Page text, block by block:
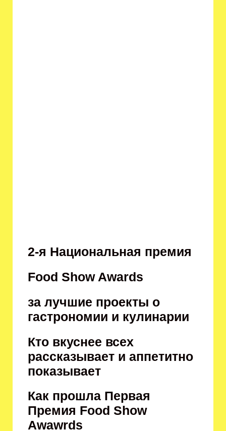
2-я Национальная премия
Food Show Awards
за лучшие проекты о
гастрономии и кулинарии
Кто вкуснее всех
рассказывает и аппетитно
показывает
Как прошла Первая
Премия Food Show
Awawrds